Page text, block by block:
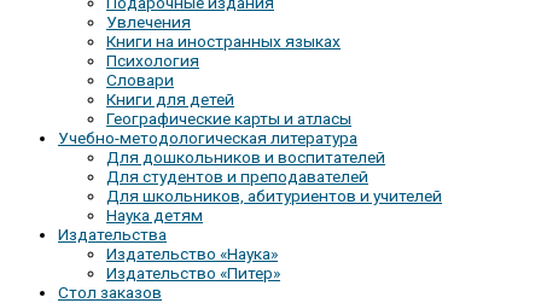
Увлечения
Книги на иностранных языках
Психология
Словари
Книги для детей
Географические карты и атласы
Учебно-методологическая литература
Для дошкольников и воспитателей
Для студентов и преподавателей
Для школьников, абитуриентов и учителей
Наука детям
Издательства
Издательство «Наука»
Издательство «Питер»
Стол заказов